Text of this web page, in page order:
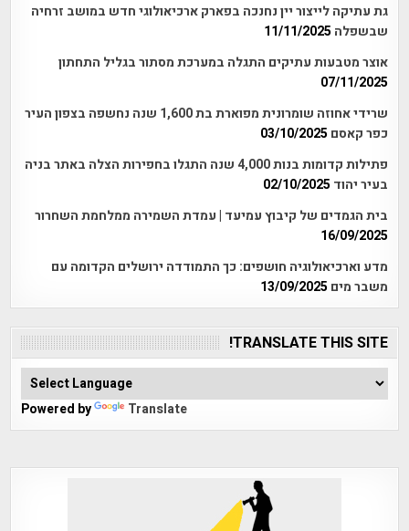
גת עתיקה לייצור יין נחנכה בפארק ארכיאולוגי חדש במושב זרחיה
שבשפלה 11/11/2025
אוצר מטבעות עתיקים התגלה במערכת מסתור בגליל התחתון
07/11/2025
שרידי אחוזה שומרונית מפוארת בת 1,600 שנה נחשפה בצפון העיר
כפר קאסם 03/10/2025
פתילות קדומות בנות 4,000 שנה התגלו בחפירות הצלה באתר בניה
בעיר יהוד 02/10/2025
בית הגמדים של קיבוץ עמיעד | עמדת השמירה ממלחמת השחרור
16/09/2025
מדע וארכיאולוגיה חושפים: כך התמודדה ירושלים הקדומה עם
משבר מים 13/09/2025
TRANSLATE THIS SITE!
Powered by Translate